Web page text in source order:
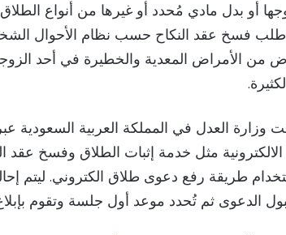
أو بدل مادي مُحدد أو غيرها من أنواع
طلب فسخ عقد النكاح حسب نظام الأحوال
من الأمراض المعدية والخطيرة في أحد
وزارة العدل في المملكة العربية السعودية عبر
مثل خدمة إثبات الطلاق وفسخ عقد
طريقة رفع دعوى طلاق الكتروني. ليتم
الدعوى ثم تُحدد موعد أول جلسة وتقوم